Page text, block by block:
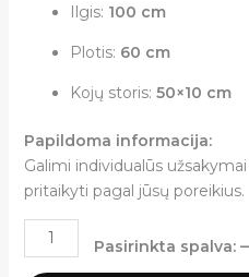
Ilgis: 100 cm
Plotis: 60 cm
Kojų storis: 50×10 cm
Papildoma informacija:
Galimi individualūs
pritaikyti pagal jūsų poreikius.
Pasirinkta spalva: